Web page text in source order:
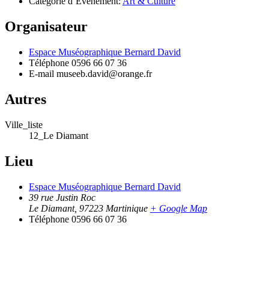
Organisateur
Espace Muséographique Bernard David
Téléphone 0596 66 07 36
E-mail museeb.david@orange.fr
Autres
Ville_liste
12_Le Diamant
Lieu
Espace Muséographique Bernard David
39 rue Justin Roc
Le Diamant, 97223 Martinique + Google Map
Téléphone 0596 66 07 36